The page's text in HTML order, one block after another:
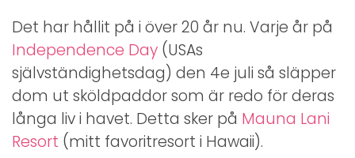
Det har hållit på i över 20 år nu. Varje år på
Independence Day (USAs
självständighetsdag) den 4e juli så släpper
dom ut sköldpaddor som är redo för deras
långa liv i havet. Detta sker på Mauna Lani
Resort (mitt favoritresort i Hawaii).